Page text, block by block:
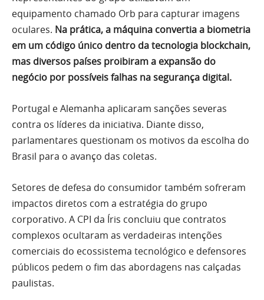
equipamento chamado Orb para capturar imagens
oculares. Na prática, a máquina convertia a biometria
em um código único dentro da tecnologia blockchain,
mas diversos países proibiram a expansão do
negócio por possíveis falhas na segurança digital.
Portugal e Alemanha aplicaram sanções severas
contra os líderes da iniciativa. Diante disso,
parlamentares questionam os motivos da escolha do
Brasil para o avanço das coletas.
Setores de defesa do consumidor também sofreram
impactos diretos com a estratégia do grupo
corporativo. A CPI da Íris concluiu que contratos
complexos ocultaram as verdadeiras intenções
comerciais do ecossistema tecnológico e defensores
públicos pedem o fim das abordagens nas calçadas
paulistas.